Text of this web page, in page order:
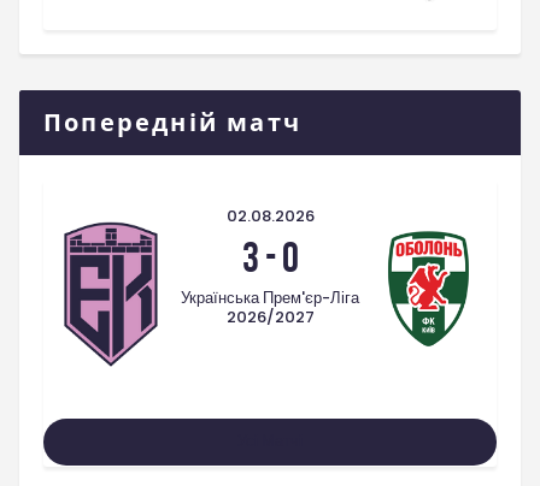
Попередній матч
02.08.2026
3-0
Українська Прем'єр-Ліга
2026/2027